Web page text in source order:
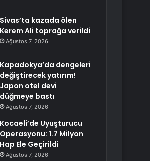
Sivas’ta kazada ölen
Kerem Ali toprağa verildi
Ağustos 7, 2026
Kapadokya’da dengeleri
değiştirecek yatırım!
Japon otel devi
düğmeye bastı
Ağustos 7, 2026
Kocaeli’de Uyuşturucu
Operasyonu: 1.7 Milyon
Hap Ele Geçirildi
Ağustos 7, 2026